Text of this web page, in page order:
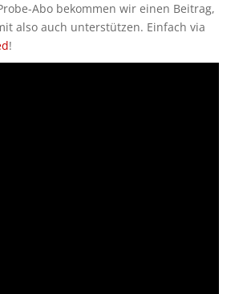
Abo bekommen wir einen Beitrag,
also auch unterstützen. Einfach via
!